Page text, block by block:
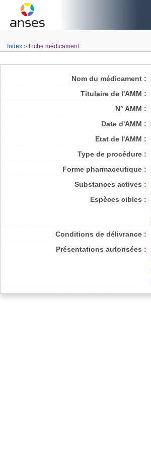
Index Fiche médicament
Nom du médicament :
Titulaire de l'AMM :
N° AMM :
Date d'AMM :
Etat de l'AMM :
Type de procédure :
Forme pharmaceutique :
Substances actives :
Espèces cibles :
Conditions de délivrance :
Présentations autorisées :